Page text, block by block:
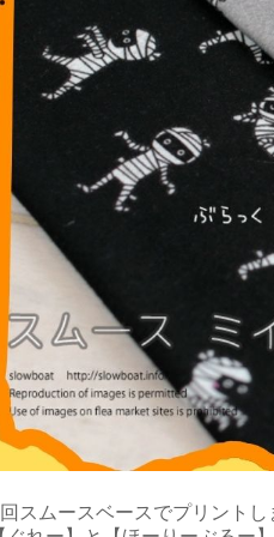
スムースベースでプリント